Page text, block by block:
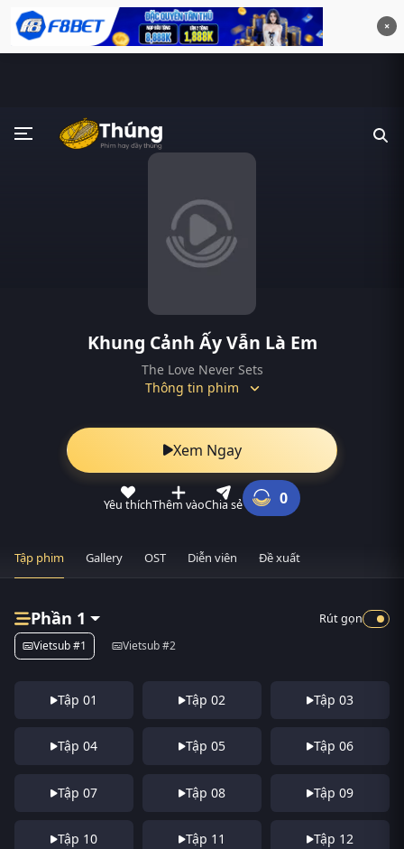
×
Khung Cảnh Ấy Vẫn Là Em
The Love Never Sets
Thông tin phim
Xem Ngay
Yêu thíchThêm vàoChia sẻ 0
Tập phim Gallery OST Diễn viên Đề xuất
Phần 1
Vietsub #1 Vietsub #2
Rút gọn
Tập 01 Tập 02 Tập 03
Tập 04 Tập 05 Tập 06
Tập 07 Tập 08 Tập 09
Tập 10 Tập 11 Tập 12